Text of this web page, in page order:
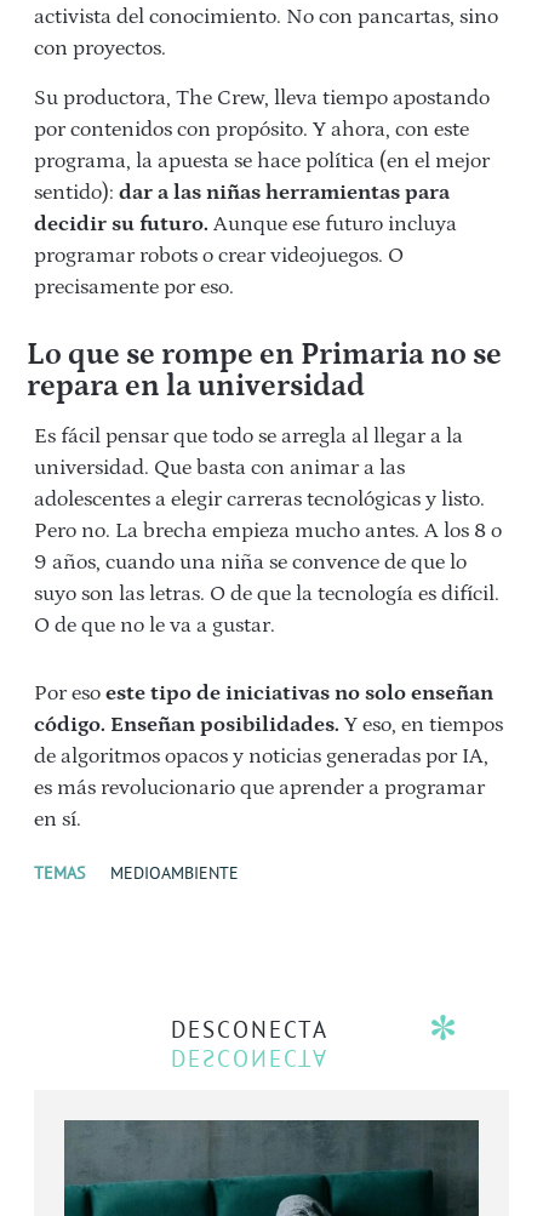
activista del conocimiento. No con pancartas, sino
con proyectos.
Su productora, The Crew, lleva tiempo apostando
por contenidos con propósito. Y ahora, con este
programa, la apuesta se hace política (en el mejor
sentido): dar a las niñas herramientas para
decidir su futuro. Aunque ese futuro incluya
programar robots o crear videojuegos. O
precisamente por eso.
Lo que se rompe en Primaria no se
repara en la universidad
Es fácil pensar que todo se arregla al llegar a la
universidad. Que basta con animar a las
adolescentes a elegir carreras tecnológicas y listo.
Pero no. La brecha empieza mucho antes. A los 8 o
9 años, cuando una niña se convence de que lo
suyo son las letras. O de que la tecnología es difícil.
O de que no le va a gustar.
Por eso este tipo de iniciativas no solo enseñan
código. Enseñan posibilidades. Y eso, en tiempos
de algoritmos opacos y noticias generadas por IA,
es más revolucionario que aprender a programar
en sí.
TEMAS MEDIOAMBIENTE
DESCONECTA